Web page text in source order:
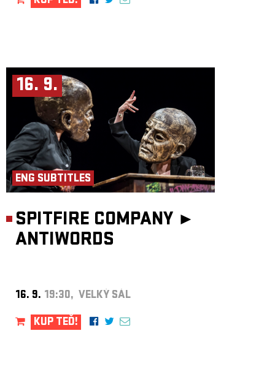
16. 9.
ENG SUBTITLES
SPITFIRE COMPANY ►
ANTIWORDS
16. 9. 19:30, VELKÝ SÁL
KUP TEĎ!